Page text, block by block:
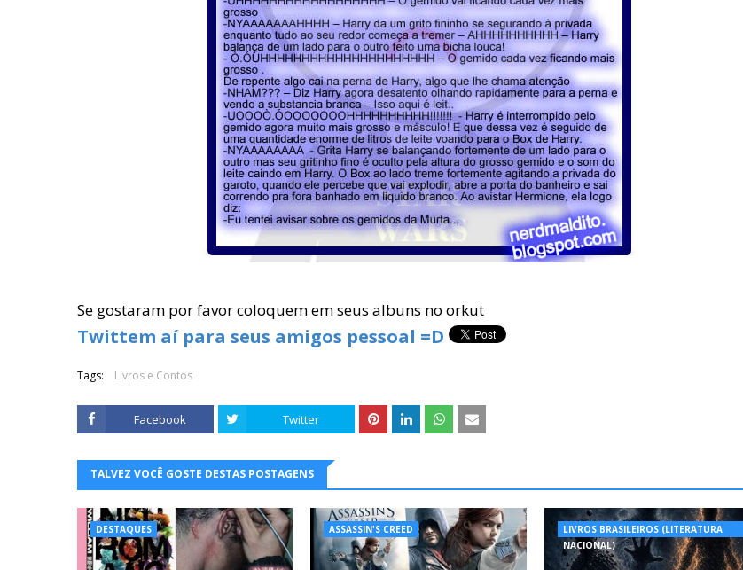
Se gostaram por favor coloquem em seus albuns no orkut
Twittem aí para seus amigos pessoal =D
Tags: Livros e Contos
Facebook Twitter
TALVEZ VOCÊ GOSTE DESTAS POSTAGENS
DESTAQUES ASSASSIN'S CREED
LIVROS BRASILEIROS (LITERATURA
NACIONAL)